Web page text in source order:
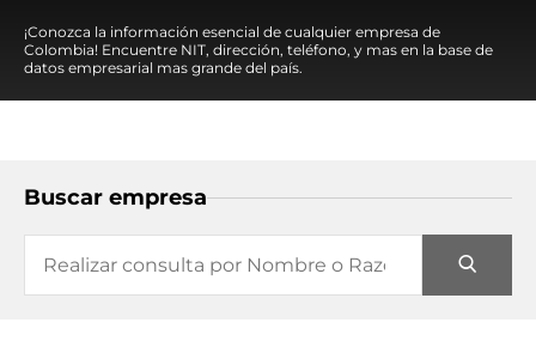
¡Conozca la información esencial de cualquier empresa de
Colombia! Encuentre NIT, dirección, teléfono, y mas en la base de
datos empresarial mas grande del país.
Buscar empresa